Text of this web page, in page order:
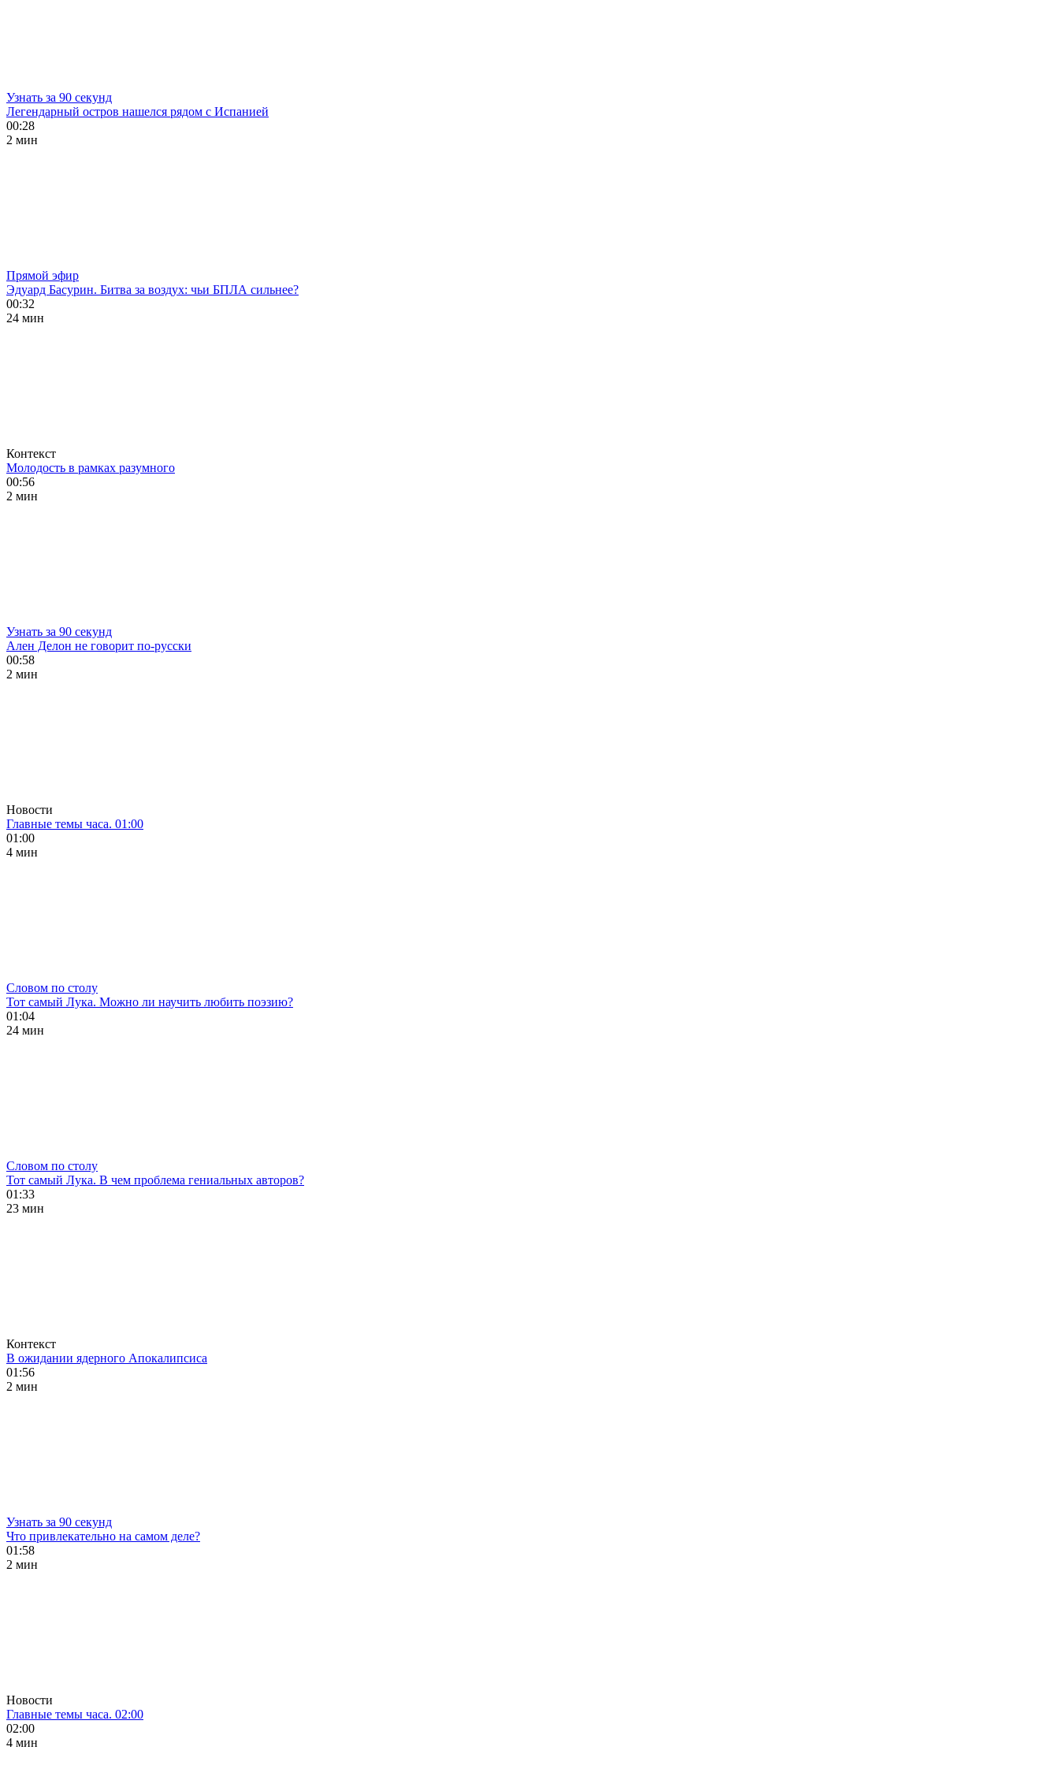
Узнать за 90 секунд
Легендарный остров нашелся рядом с Испанией
00:28
2 мин
Прямой эфир
Эдуард Басурин. Битва за воздух: чьи БПЛА сильнее?
00:32
24 мин
Контекст
Молодость в рамках разумного
00:56
2 мин
Узнать за 90 секунд
Ален Делон не говорит по-русски
00:58
2 мин
Новости
Главные темы часа. 01:00
01:00
4 мин
Словом по столу
Тот самый Лука. Можно ли научить любить поэзию?
01:04
24 мин
Словом по столу
Тот самый Лука. В чем проблема гениальных авторов?
01:33
23 мин
Контекст
В ожидании ядерного Апокалипсиса
01:56
2 мин
Узнать за 90 секунд
Что привлекательно на самом деле?
01:58
2 мин
Новости
Главные темы часа. 02:00
02:00
4 мин